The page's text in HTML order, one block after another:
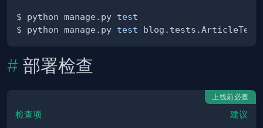
$ python manage.py test
$ python manage.py test
部署检查
上线前必查
检查项 建议